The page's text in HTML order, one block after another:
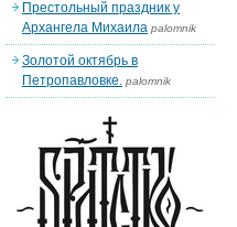
Престольный праздник у
Архангела Михаила palomnik
Золотой октябрь в
Петропавловке. palomnik